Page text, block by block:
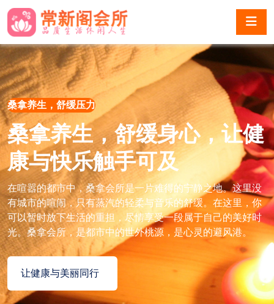
桑拿养生，舒缓压力
桑拿养生，舒缓身心，让健
康与快乐触手可及
在喧嚣的都市中，桑拿会所是一片难得的宁静之地。这里没
有城市的喧闹，只有蒸汽的轻柔与音乐的舒缓。在这里，你
可以暂时放下生活的重担，尽情享受一段属于自己的美好时
光。桑拿会所，是都市中的世外桃源，是心灵的避风港。
让健康与美丽同行